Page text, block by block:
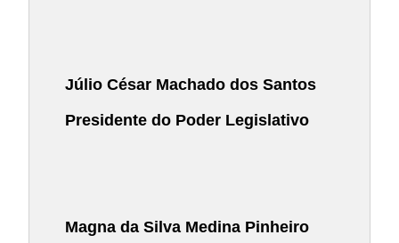
Júlio César Machado dos Santos
Presidente do Poder Legislativo
Magna da Silva Medina Pinheiro